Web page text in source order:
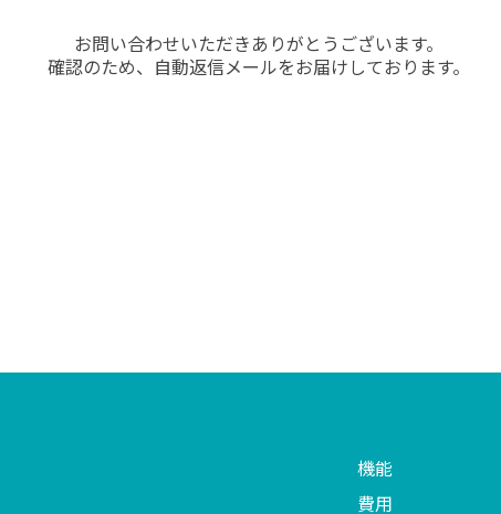
お問い合わせいただきありがとうございます。
確認のため、自動返信メールをお届けしております。
機能
費用